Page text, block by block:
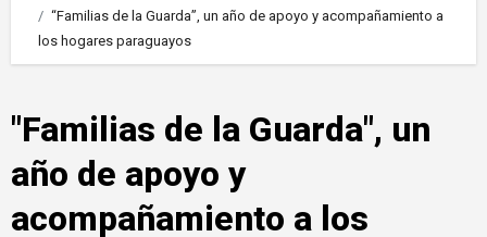
“Familias de la Guarda”, un año de apoyo y acompañamiento a
los hogares paraguayos
"Familias de la Guarda", un
año de apoyo y
acompañamiento a los